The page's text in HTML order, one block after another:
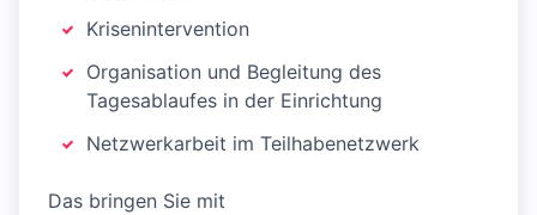
Krisenintervention
Organisation und Begleitung des
Tagesablaufes in der Einrichtung
Netzwerkarbeit im Teilhabenetzwerk
Das bringen Sie mit